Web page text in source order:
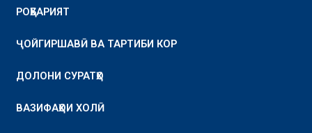
РОҲБАРИЯТ
ҶОЙГИРШАВӢ ВА ТАРТИБИ КОР
ДОЛОНИ СУРАТҲО
ВАЗИФАҲОИ ХОЛӢ